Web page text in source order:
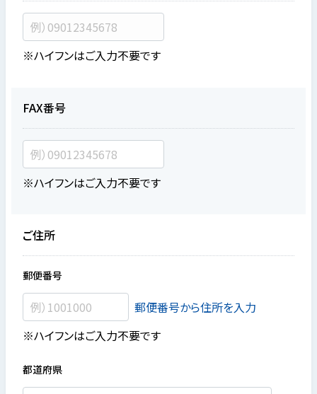
※ハイフンはご入力不要です
FAX番号
※ハイフンはご入力不要です
ご住所
郵便番号
郵便番号から住所を入力
※ハイフンはご入力不要です
都道府県